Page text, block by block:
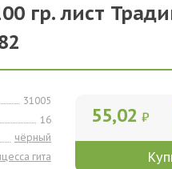
гр. лист
31005
16
чёрный
гита
55,02 ₽